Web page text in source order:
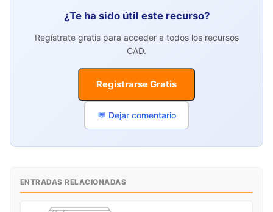
¿Te ha sido útil este recurso?
Regístrate gratis para acceder a todos los recursos
CAD.
Registrarse Gratis
💬 Dejar comentario
ENTRADAS RELACIONADAS